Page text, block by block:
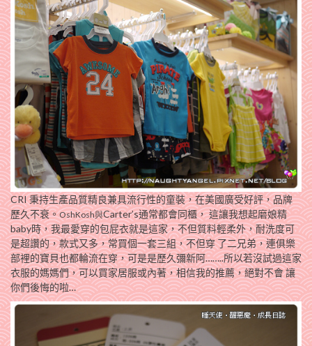
CRI 秉持生產品質精良兼具流行性的童裝，在美國廣受好評，品牌
歷久不衰。OshKosh與Carter’s通常都會同櫃， 這讓我想起磨娘精
baby時，我最愛穿的包屁衣就是這家，不但質料輕柔外，耐洗度可
是超讚的，款式又多，常買個一套三組，不但穿 了二兄弟，連俱樂
部裡的寶貝也都輪流在穿，可是是歷久彌新阿……..所以若沒試過這家
衣服的媽媽們，可以買家居服或內著，相信我的推薦，絕對不會 讓
你們後悔的啦…